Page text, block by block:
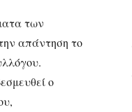
των
απάντηση το
ο